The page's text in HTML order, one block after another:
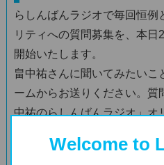
らしんばんラジオで毎回恒
リティへの質問募集を、本日
開始いたします。
畠中祐さんに聞いてみたいこ
ームからお送りください。質
中祐のらしんばんラジオ」オ
※すべての質問にお答えする
Welcome to